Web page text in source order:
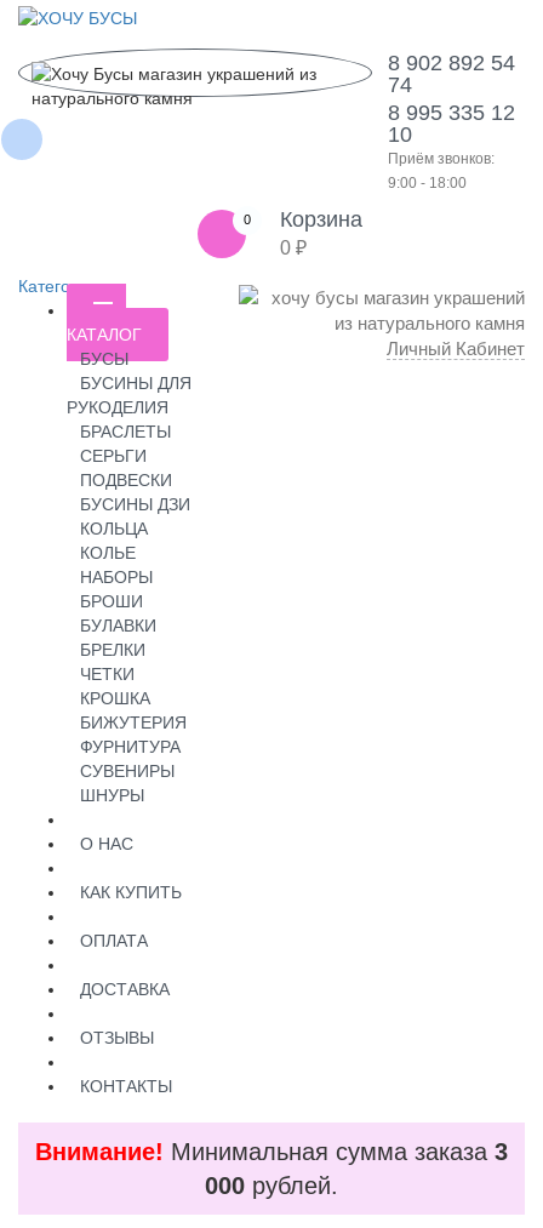
8 902 892 54
74
8 995 335 12
10
Приём звонков:
9:00 - 18:00
0 Корзина
0 ₽
Категории
КАТАЛОГ
БУСЫ
БУСИНЫ ДЛЯ
РУКОДЕЛИЯ
БРАСЛЕТЫ
СЕРЬГИ
ПОДВЕСКИ
БУСИНЫ ДЗИ
КОЛЬЦА
КОЛЬЕ
НАБОРЫ
БРОШИ
БУЛАВКИ
БРЕЛКИ
ЧЕТКИ
КРОШКА
БИЖУТЕРИЯ
ФУРНИТУРА
СУВЕНИРЫ
ШНУРЫ
О НАС
КАК КУПИТЬ
ОПЛАТА
ДОСТАВКА
ОТЗЫВЫ
КОНТАКТЫ
Личный Кабинет
Внимание! Минимальная сумма заказа 3
000 рублей.